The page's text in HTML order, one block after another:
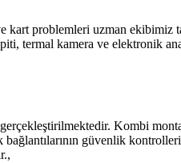
kart problemleri uzman ekibimiz
termal kamera ve elektronik
Kombi
bağlantılarının güvenlik